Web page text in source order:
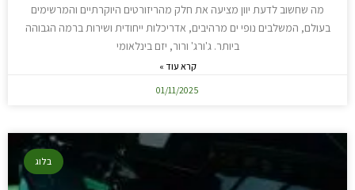
מה שחשוב לדעת יוון מציעה את חלק מהריזורטים היוקרתיים והמרשימים
בעולם, המשלבים נופי ים מרהיבים, אדריכלות ייחודית ושירות ברמה הגבוהה
ביותר. ג'ורג' ורור, יזם בינלאומי
קרא עוד »
01/11/2025
בלוג